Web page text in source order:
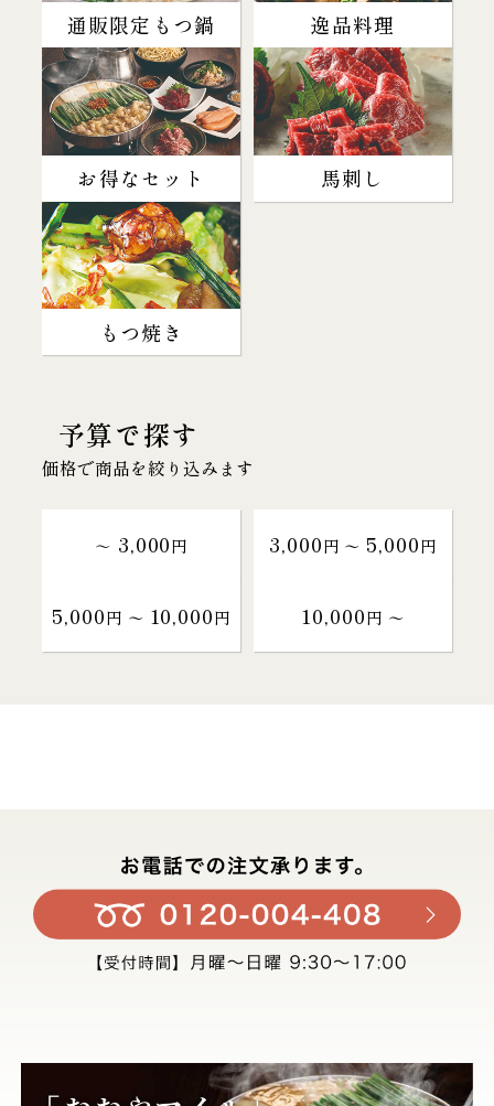
通販限定もつ鍋 逸品料理
お得なセット 馬刺し
もつ焼き
予算で探す
価格で商品を絞り込みます
～ 3,000円 3,000円 〜 5,000円
5,000円 〜 10,000円 10,000円 〜